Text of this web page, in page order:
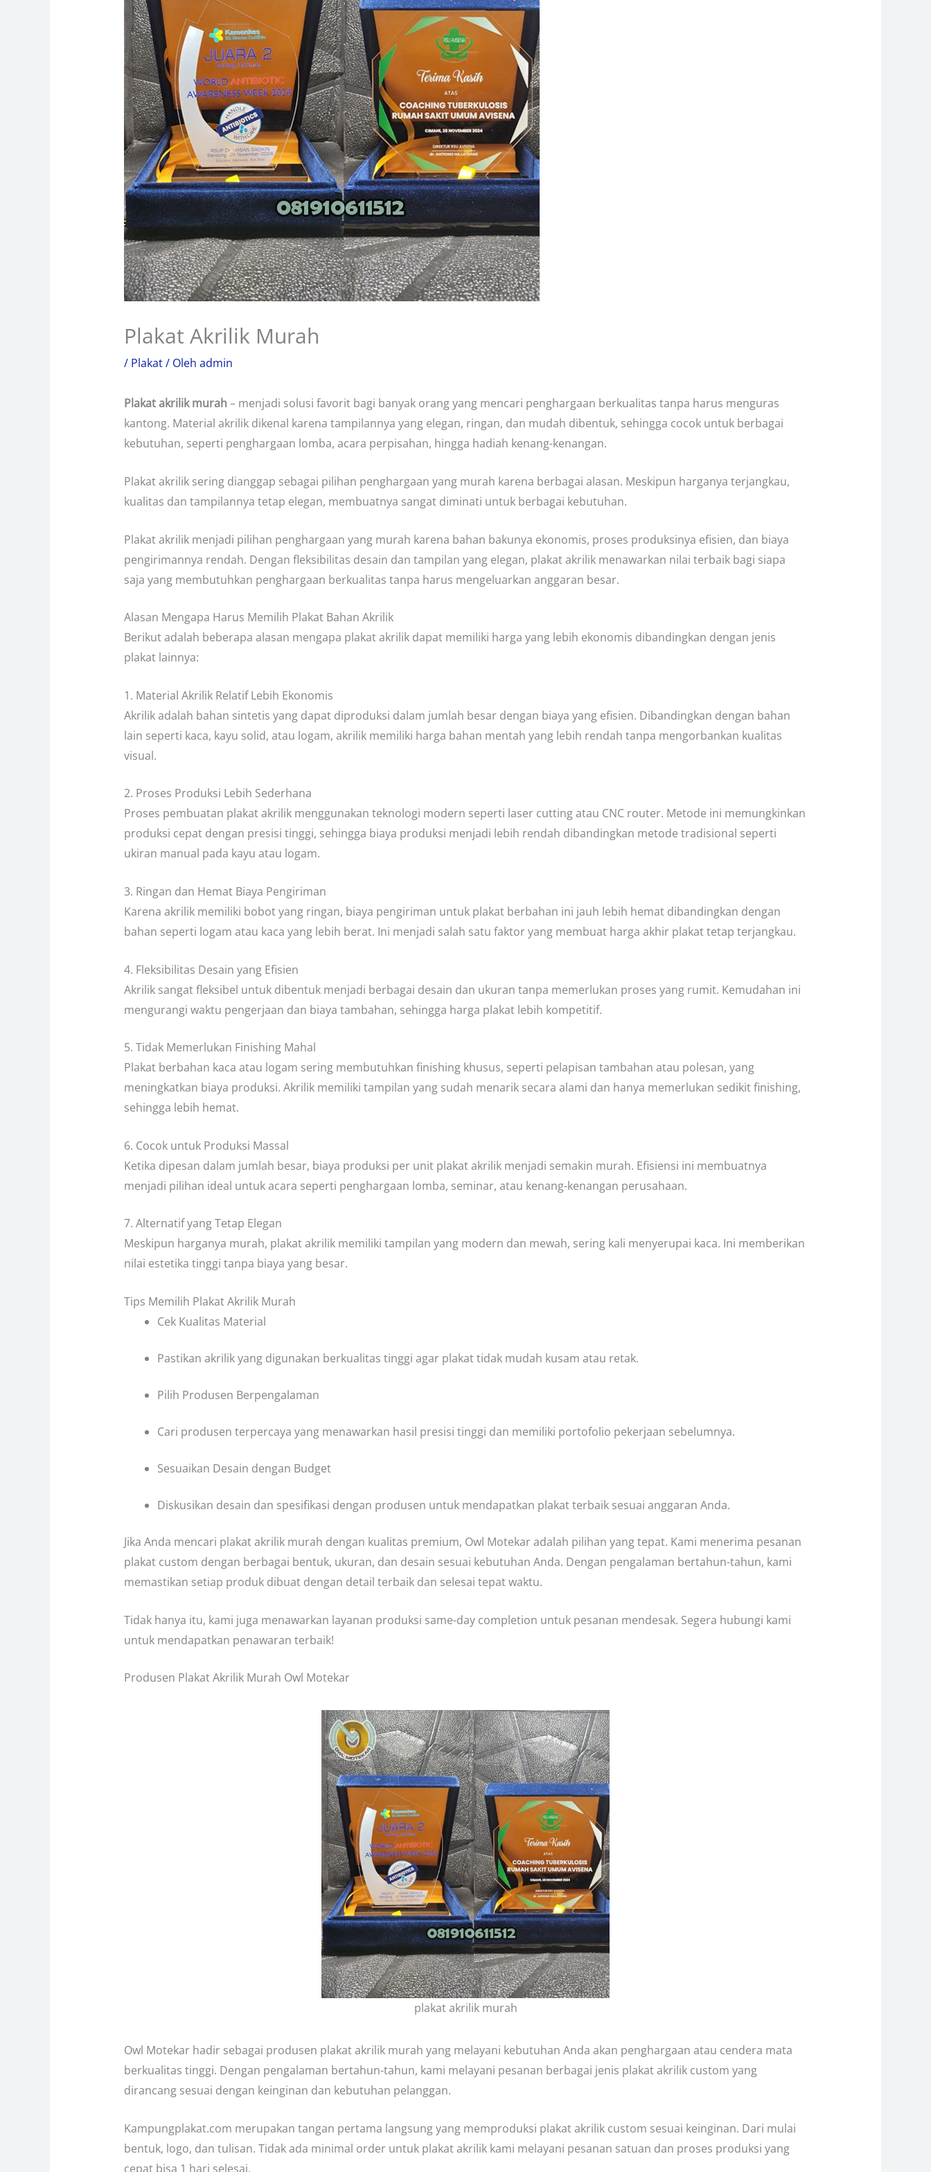
Plakat Akrilik Murah
/ Plakat/ Oleh admin
Plakat akrilik murah – menjadi solusi favorit bagi banyak orang yang mencari penghargaan berkualitas tanpa harus menguras
kantong. Material akrilik dikenal karena tampilannya yang elegan, ringan, dan mudah dibentuk, sehingga cocok untuk berbagai
kebutuhan, seperti penghargaan lomba, acara perpisahan, hingga hadiah kenang-kenangan.
Plakat akrilik sering dianggap sebagai pilihan penghargaan yang murah karena berbagai alasan. Meskipun harganya terjangkau,
kualitas dan tampilannya tetap elegan, membuatnya sangat diminati untuk berbagai kebutuhan.
Plakat akrilik menjadi pilihan penghargaan yang murah karena bahan bakunya ekonomis, proses produksinya efisien, dan biaya
pengirimannya rendah. Dengan fleksibilitas desain dan tampilan yang elegan, plakat akrilik menawarkan nilai terbaik bagi siapa
saja yang membutuhkan penghargaan berkualitas tanpa harus mengeluarkan anggaran besar.
Alasan Mengapa Harus Memilih Plakat Bahan Akrilik
Berikut adalah beberapa alasan mengapa plakat akrilik dapat memiliki harga yang lebih ekonomis dibandingkan dengan jenis
plakat lainnya:
1. Material Akrilik Relatif Lebih Ekonomis
Akrilik adalah bahan sintetis yang dapat diproduksi dalam jumlah besar dengan biaya yang efisien. Dibandingkan dengan bahan
lain seperti kaca, kayu solid, atau logam, akrilik memiliki harga bahan mentah yang lebih rendah tanpa mengorbankan kualitas
visual.
2. Proses Produksi Lebih Sederhana
Proses pembuatan plakat akrilik menggunakan teknologi modern seperti laser cutting atau CNC router. Metode ini memungkinkan
produksi cepat dengan presisi tinggi, sehingga biaya produksi menjadi lebih rendah dibandingkan metode tradisional seperti
ukiran manual pada kayu atau logam.
3. Ringan dan Hemat Biaya Pengiriman
Karena akrilik memiliki bobot yang ringan, biaya pengiriman untuk plakat berbahan ini jauh lebih hemat dibandingkan dengan
bahan seperti logam atau kaca yang lebih berat. Ini menjadi salah satu faktor yang membuat harga akhir plakat tetap terjangkau.
4. Fleksibilitas Desain yang Efisien
Akrilik sangat fleksibel untuk dibentuk menjadi berbagai desain dan ukuran tanpa memerlukan proses yang rumit. Kemudahan ini
mengurangi waktu pengerjaan dan biaya tambahan, sehingga harga plakat lebih kompetitif.
5. Tidak Memerlukan Finishing Mahal
Plakat berbahan kaca atau logam sering membutuhkan finishing khusus, seperti pelapisan tambahan atau polesan, yang
meningkatkan biaya produksi. Akrilik memiliki tampilan yang sudah menarik secara alami dan hanya memerlukan sedikit finishing,
sehingga lebih hemat.
6. Cocok untuk Produksi Massal
Ketika dipesan dalam jumlah besar, biaya produksi per unit plakat akrilik menjadi semakin murah. Efisiensi ini membuatnya
menjadi pilihan ideal untuk acara seperti penghargaan lomba, seminar, atau kenang-kenangan perusahaan.
7. Alternatif yang Tetap Elegan
Meskipun harganya murah, plakat akrilik memiliki tampilan yang modern dan mewah, sering kali menyerupai kaca. Ini memberikan
nilai estetika tinggi tanpa biaya yang besar.
Tips Memilih Plakat Akrilik Murah
Cek Kualitas Material
Pastikan akrilik yang digunakan berkualitas tinggi agar plakat tidak mudah kusam atau retak.
Pilih Produsen Berpengalaman
Cari produsen terpercaya yang menawarkan hasil presisi tinggi dan memiliki portofolio pekerjaan sebelumnya.
Sesuaikan Desain dengan Budget
Diskusikan desain dan spesifikasi dengan produsen untuk mendapatkan plakat terbaik sesuai anggaran Anda.
Jika Anda mencari plakat akrilik murah dengan kualitas premium, Owl Motekar adalah pilihan yang tepat. Kami menerima pesanan
plakat custom dengan berbagai bentuk, ukuran, dan desain sesuai kebutuhan Anda. Dengan pengalaman bertahun-tahun, kami
memastikan setiap produk dibuat dengan detail terbaik dan selesai tepat waktu.
Tidak hanya itu, kami juga menawarkan layanan produksi same-day completion untuk pesanan mendesak. Segera hubungi kami
untuk mendapatkan penawaran terbaik!
Produsen Plakat Akrilik Murah Owl Motekar
plakat akrilik murah
Owl Motekar hadir sebagai produsen plakat akrilik murah yang melayani kebutuhan Anda akan penghargaan atau cendera mata
berkualitas tinggi. Dengan pengalaman bertahun-tahun, kami melayani pesanan berbagai jenis plakat akrilik custom yang
dirancang sesuai dengan keinginan dan kebutuhan pelanggan.
Kampungplakat.com merupakan tangan pertama langsung yang memproduksi plakat akrilik custom sesuai keinginan. Dari mulai
bentuk, logo, dan tulisan. Tidak ada minimal order untuk plakat akrilik kami melayani pesanan satuan dan proses produksi yang
cepat bisa 1 hari selesai.